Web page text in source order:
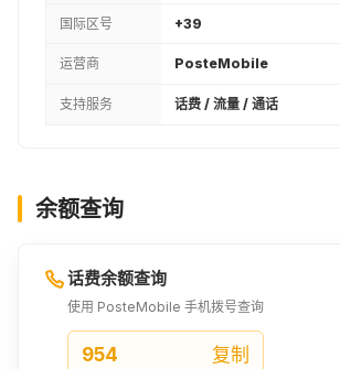
国际区号 +39
运营商 PosteMobile
支持服务 话费 / 流量 / 通话
余额查询
话费余额查询
使用 PosteMobile 手机拨号查询
954 复制